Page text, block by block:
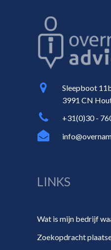
Sleepboot
3991 CN
+31(0)30 -
LINKS
Wat is mijn bedrijf
Zoekopdracht